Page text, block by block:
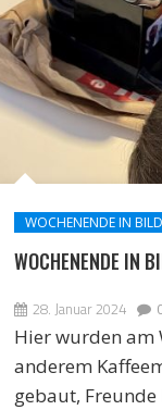
WOCHENENDE IN
WOCHENENDE IN
28. Januar 2024
Hier wurden am
anderem
gebaut,